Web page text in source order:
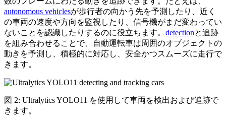
autonomous vehiclesが歩行者の向かう先を予測したり、近く
の車両の速度や方向を監視したり、信号機がまだ変わってい
ないことを認識したりするのに役立ちます。 detectionと追跡
を組み合わせることで、自動運転車は周囲のオブジェクトの
動きを予測し、積極的に対応し、安全かつスムーズに走行で
きます。
図 2: Ultralytics YOLO11 を使用して車両を検出および追跡で
きます。